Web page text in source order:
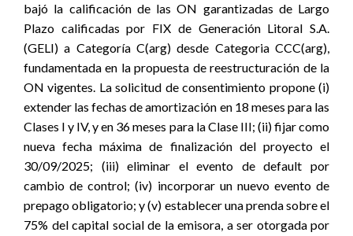
bajó la calificación de las ON garantizadas de Largo
Plazo calificadas por FIX de Generación Litoral S.A.
(GELI) a Categoría C(arg) desde Categoria CCC(arg),
fundamentada en la propuesta de reestructuración de la
ON vigentes. La solicitud de consentimiento propone (i)
extender las fechas de amortización en 18 meses para las
Clases I y IV, y en 36 meses para la Clase III; (ii) fijar como
nueva fecha máxima de finalización del proyecto el
30/09/2025; (iii) eliminar el evento de default por
cambio de control; (iv) incorporar un nuevo evento de
prepago obligatorio; y (v) establecer una prenda sobre el
75% del capital social de la emisora, a ser otorgada por